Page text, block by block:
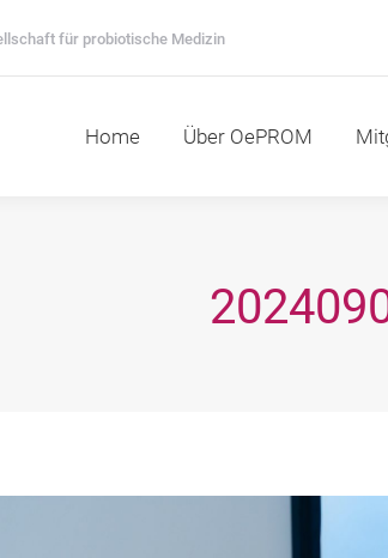
für probiotische Medizin
Home Über OePROM
Home Über OePROM